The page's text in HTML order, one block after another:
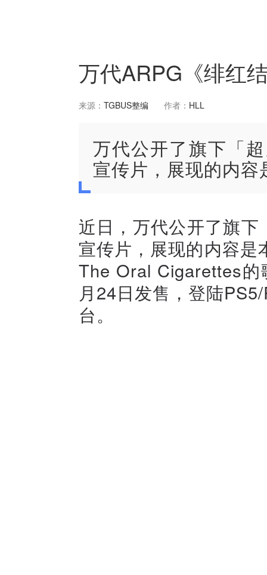
万代ARPG《绯红
来源： TGBUS整编 作者： HLL
万代公开了旗下「
宣传片，展现的内
近日，万代公开了旗
宣传片，展现的内容
The Oral Cigarettes
月24日发售，登陆
台。